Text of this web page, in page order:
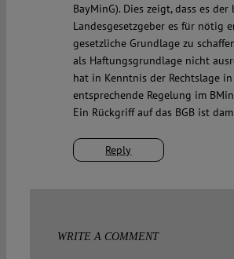
Reply
BayMinG). Dies zeigt, dass es der
Landesgesetzgeber es für nötig
gesetzliche Grundlage zu
als Haftungsgrundlage nicht
hat in Kenntnis der Rechtslage
entsprechende Regelung im
Ein Rückgriff auf das BGB ist
WRITE A COMMENT